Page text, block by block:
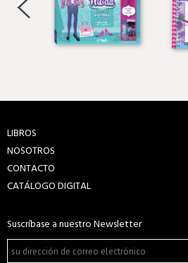
LIBROS
NOSOTROS
CONTACTO
CATÁLOGO DIGITAL
Suscríbase a nuestro Newsletter